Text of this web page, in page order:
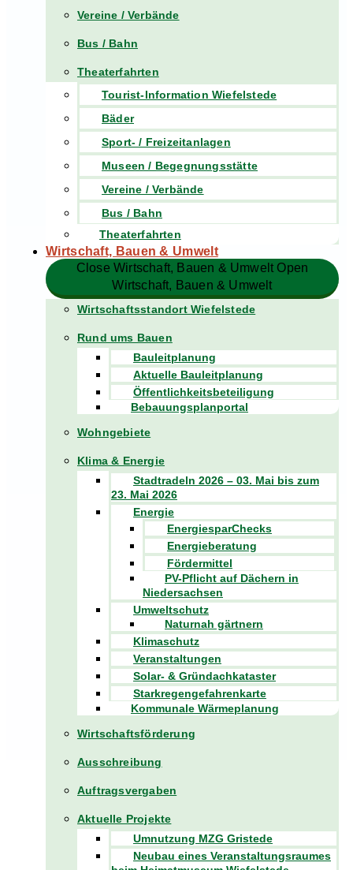
Vereine / Verbände
Bus / Bahn
Theaterfahrten
Tourist-Information Wiefelstede
Bäder
Sport- / Freizeitanlagen
Museen / Begegnungsstätte
Vereine / Verbände
Bus / Bahn
Theaterfahrten
Wirtschaft, Bauen & Umwelt
Close Wirtschaft, Bauen & Umwelt Open
Wirtschaft, Bauen & Umwelt
Wirtschaftsstandort Wiefelstede
Rund ums Bauen
Bauleitplanung
Aktuelle Bauleitplanung
Öffentlichkeitsbeteiligung
Bebauungsplanportal
Wohngebiete
Klima & Energie
Stadtradeln 2026 – 03. Mai bis zum
23. Mai 2026
Energie
EnergiesparChecks
Energieberatung
Fördermittel
PV-Pflicht auf Dächern in
Niedersachsen
Umweltschutz
Naturnah gärtnern
Klimaschutz
Veranstaltungen
Solar- & Gründachkataster
Starkregengefahrenkarte
Kommunale Wärmeplanung
Wirtschaftsförderung
Ausschreibung
Auftragsvergaben
Aktuelle Projekte
Umnutzung MZG Gristede
Neubau eines Veranstaltungsraumes